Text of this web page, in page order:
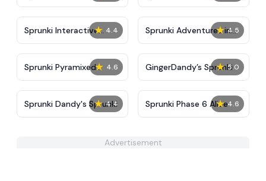
★ 4.4
Sprunki Interactive
Tunner
★ 4.5
Sprunki Adventures in
Melodia
★ 4.6
Sprunki Pyramixed
Regretful
★ 5.0
GingerDandy’s Sprunki
★ 4.4
Sprunki Dandy's Sprunki ★ 4.6
Sprunki Phase 6 Alive
Advertisement